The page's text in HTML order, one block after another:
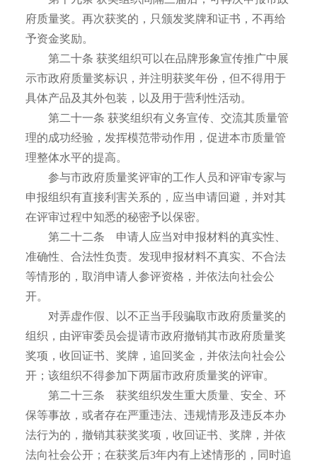
府质量奖。再次获奖的，只颁发奖牌和证书，不再给
予资金奖励。
第二十条 获奖组织可以在品牌形象宣传推广中展
示市政府质量奖标识，并注明获奖年份，但不得用于
具体产品及其外包装，以及用于营利性活动。
第二十一条 获奖组织有义务宣传、交流其质量管
理的成功经验，发挥模范带动作用，促进本市质量管
理整体水平的提高。
参与市政府质量奖评审的工作人员和评审专家与
申报组织有直接利害关系的，应当申请回避，并对其
在评审过程中知悉的秘密予以保密。
第二十二条 申请人应当对申报材料的真实性、
准确性、合法性负责。发现申报材料不真实、不合法
等情形的，取消申请人参评资格，并依法向社会公
开。
对弄虚作假、以不正当手段骗取市政府质量奖的
组织，由评审委员会提请市政府撤销其市政府质量奖
奖项，收回证书、奖牌，追回奖金，并依法向社会公
开；该组织不得参加下两届市政府质量奖的评审。
第二十三条 获奖组织发生重大质量、安全、环
保等事故，或者存在严重违法、违规情形及违反本办
法行为的，撤销其获奖奖项，收回证书、奖牌，并依
法向社会公开；在获奖后3年内有上述情形的，同时追